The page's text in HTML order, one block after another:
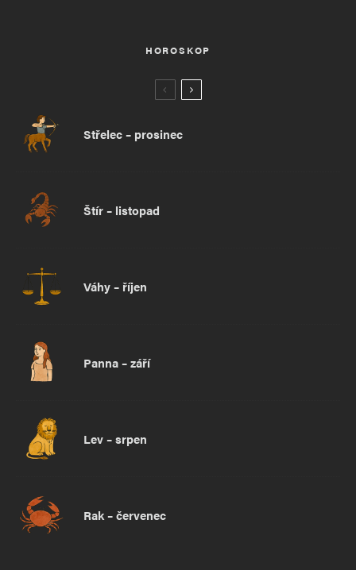
HOROSKOP
Střelec – prosinec
Štír – listopad
Váhy – říjen
Panna – září
Lev – srpen
Rak – červenec